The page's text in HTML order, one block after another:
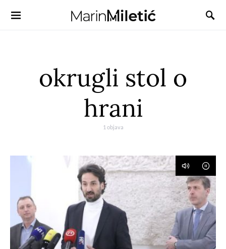
okrugli stol o
hrani
1 objava